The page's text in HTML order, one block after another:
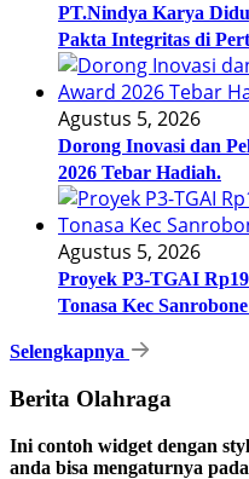
PT.Nindya Karya
Pakta Integritas di
Agustus 5, 2026
Dorong Inovasi dan
2026 Tebar Hadiah.
Agustus 5, 2026
Proyek P3-TGAI
Tonasa Kec
Selengkapnya
Berita Olahraga
Ini contoh widget dengan
anda bisa mengaturnya